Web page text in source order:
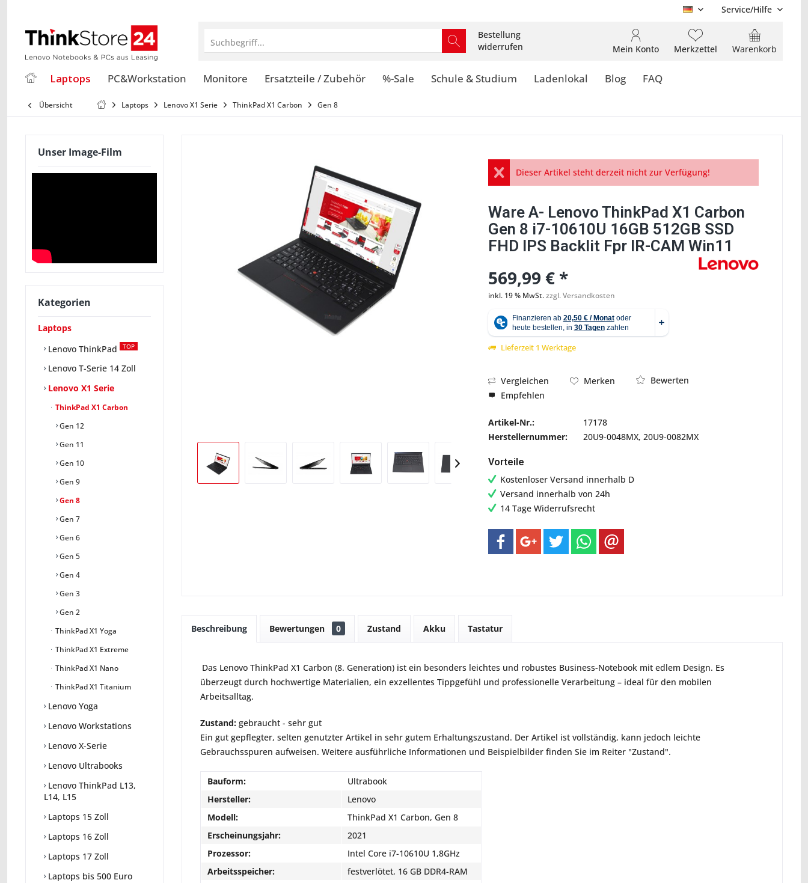
DE Service/Hilfe
Suchbegriff...
Bestellung
widerrufen
Warenkorb
Merkzettel
Mein Konto
Laptops PC&Workstation Monitore Ersatzteile / Zubehör %-Sale Schule & Studium Ladenlokal Blog FAQ
Übersicht Laptops Lenovo X1 Serie ThinkPad X1 Carbon Gen 8
Unser Image-Film
Kategorien
Laptops
Lenovo ThinkPad
TOP
Lenovo T-Serie 14 Zoll
Lenovo X1 Serie
ThinkPad X1 Carbon
Gen 12
Gen 11
Gen 10
Gen 9
Gen 8
Gen 7
Gen 6
Gen 5
Gen 4
Gen 3
Gen 2
ThinkPad X1 Yoga
ThinkPad X1 Extreme
ThinkPad X1 Nano
ThinkPad X1 Titanium
Lenovo Yoga
Lenovo Workstations
Lenovo X-Serie
Lenovo Ultrabooks
Lenovo ThinkPad L13,
L14, L15
Laptops 15 Zoll
Laptops 16 Zoll
Laptops 17 Zoll
Laptops bis 500 Euro
Abbildung ähnlich
Dieser Artikel steht derzeit nicht zur Verfügung!
Ware A- Lenovo ThinkPad X1 Carbon
Gen 8 i7-10610U 16GB 512GB SSD
FHD IPS Backlit Fpr IR-CAM Win11
569,99 € *
inkl. 19 % MwSt.zzgl. Versandkosten
Lieferzeit 1 Werktage
Vergleichen Merken
Bewerten
Empfehlen
Artikel-Nr.:
17178
Herstellernummer:
20U9-0048MX, 20U9-0082MX
Vorteile
Kostenloser Versand innerhalb D
Versand innerhalb von 24h
14 Tage Widerrufsrecht
Beschreibung Bewertungen 0 Zustand Akku Tastatur
Das Lenovo ThinkPad X1 Carbon (8. Generation) ist ein besonders leichtes und robustes Business-Notebook mit edlem Design. Es
überzeugt durch hochwertige Materialien, ein exzellentes Tippgefühl und professionelle Verarbeitung – ideal für den mobilen
Arbeitsalltag.
Zustand: gebraucht - sehr gut
Ein gut gepflegter, selten genutzter Artikel in sehr gutem Erhaltungszustand. Der Artikel ist vollständig, kann jedoch leichte
Gebrauchsspuren aufweisen. Weitere ausführliche Informationen und Beispielbilder finden Sie im Reiter "Zustand".
Bauform:
Ultrabook
Hersteller:
Lenovo
Modell:
ThinkPad X1 Carbon, Gen 8
Erscheinungsjahr:
2021
Prozessor:
Intel Core i7-10610U 1,8GHz
Arbeitsspeicher:
festverlötet, 16 GB DDR4-RAM